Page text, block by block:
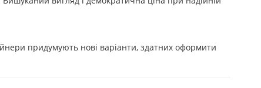
придумують нові варіанти, здатних оформити